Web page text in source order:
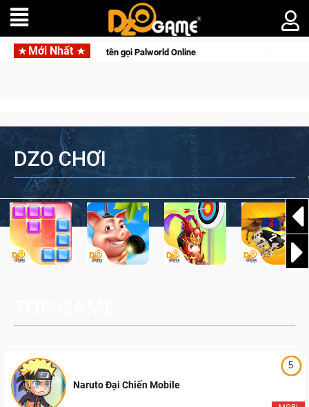
Mới Nhất
lên di động với tên gọi Palworld Online
DZO CHƠI
5
Naruto Đại Chiến Mobile